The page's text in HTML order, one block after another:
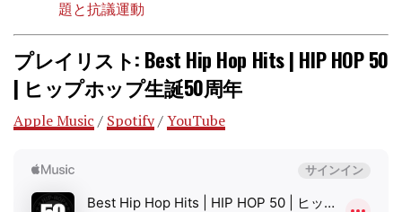
題と抗議運動
プレイリスト: Best Hip Hop Hits | HIP HOP 50
| ヒップホップ生誕50周年
Apple Music / Spotify/YouTube